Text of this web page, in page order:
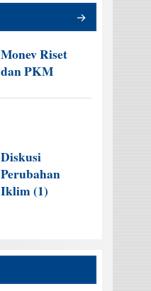
Monev Riset
dan PKM
Diskusi
Perubahan
Iklim (1)